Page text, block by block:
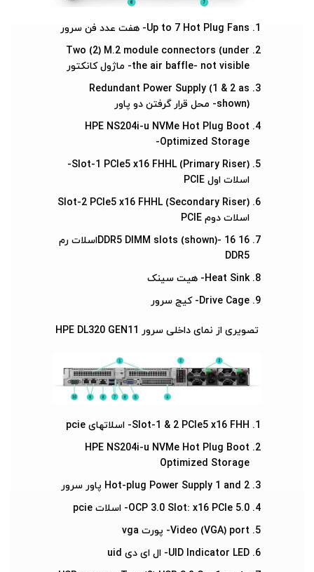
Up to 7 Hot Plug Fans- هفت عدد فن سرور
Two (2) M.2 module connectors (under
the air baffle- not visible- ماژول کانکتور
Redundant Power Supply (1 & 2 as
shown)- محل قرار گرفتن دو پاور
HPE NS204i-u NVMe Hot Plug Boot
Optimized Storage-
Slot-1 PCIe5 x16 FHHL (Primary Riser)-
اسلات اول PCIE
Slot-2 PCIe5 x16 FHHL (Secondary Riser)
اسلات دوم PCIE
16 DDR5 DIMM slots (shown)- 16اسلات رم
DDR5
Heat Sink- هیت سینک
Drive Cage- کیج سرور
تصویری از نمای داخلی سرور HPE DL320 GEN11
Slot-1 & 2 PCIe5 x16 FHH- اسلاتهای pcie
HPE NS204i-u NVMe Hot Plug Boot
Optimized Storage
Hot-plug Power Supply 1 and 2 پاور سرور
OCP 3.0 Slot: x16 PCIe 5.0- اسلات pcie
Video (VGA) port- پورت vga
UID Indicator LED- ال ای دی uid